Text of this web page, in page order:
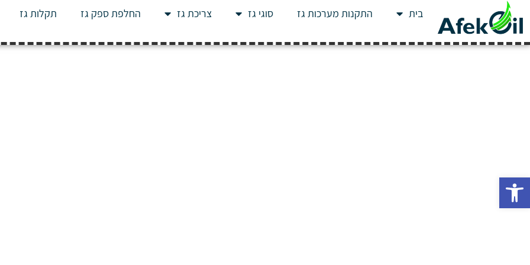
פתח סרגל נגישות
בית התקנות מערכות גז סוגי גז צריכת גז החלפת ספק גז תקלות גז